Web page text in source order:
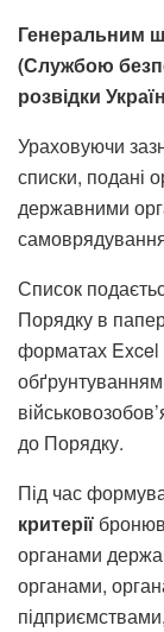
Генеральним
(Службою
розвідки
Ураховуючи
списки, подані
державними
Список
Порядку в
форматах Excel
обґрунтуванням
до Порядку.
Під час
критерії
органами
органами,